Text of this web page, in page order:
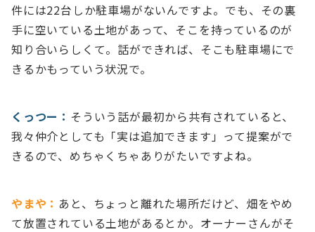
件には22台しか駐車場がないんですよ。でも、その裏
手に空いている土地があって、そこを持っているのが
知り合いらしくて。話ができれば、そこも駐車場にで
きるかもっていう状況で。
くっつー： そういう話が最初から共有されていると、
我々仲介としても「実は追加できます」って提案がで
きるので、めちゃくちゃありがたいですよね。
やまや： あと、ちょっと離れた場所だけど、畑をやめ
て放置されている土地があるとか。オーナーさんがそ